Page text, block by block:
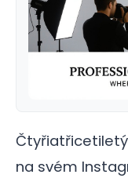
na svém